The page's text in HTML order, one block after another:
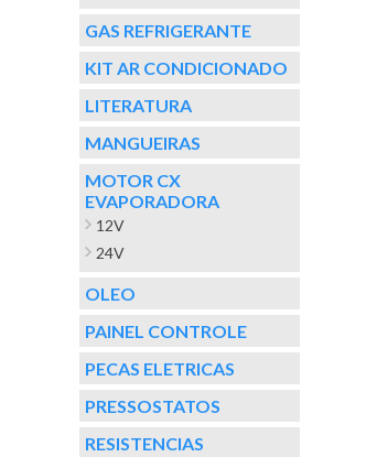
GAS REFRIGERANTE
KIT AR CONDICIONADO
LITERATURA
MANGUEIRAS
MOTOR CX
EVAPORADORA
12V
24V
OLEO
PAINEL CONTROLE
PECAS ELETRICAS
PRESSOSTATOS
RESISTENCIAS